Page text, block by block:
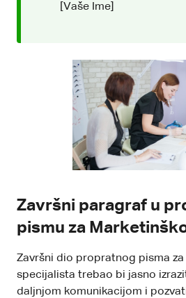
[Vaše Ime]
Završni paragraf u
pismu za
Završni dio propratnog pisma
specijalista trebao bi jasno
daljnjom komunikacijom i